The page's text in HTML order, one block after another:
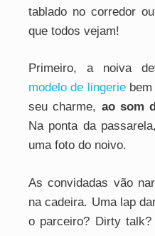
tablado no corredor
que todos vejam!
Primeiro, a noiva
modelo de lingeriebem
seu charme, ao som
Na ponta da
uma foto do noivo.
As convidadas vão
na cadeira. Uma lap
o parceiro? Dirty